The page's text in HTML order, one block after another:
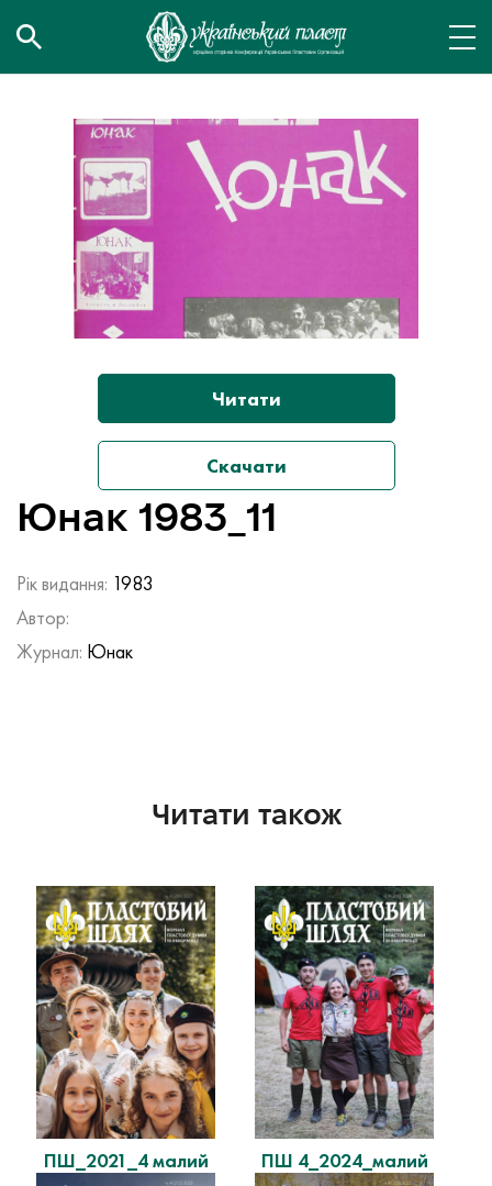
Читати
Скачати
Юнак 1983_11
Рік видання: 1983
Автор:
Журнал: Юнак
Читати також
ПШ_2021_4 малий ПШ 4_2024_малий